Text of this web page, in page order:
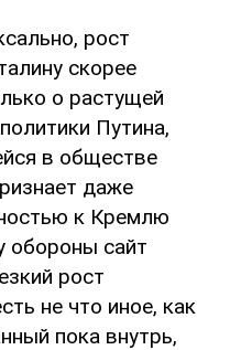
рост
скорее
о растущей
Путина,
в обществе
даже
к Кремлю
обороны сайт
рост
не что иное, как
пока внутрь,